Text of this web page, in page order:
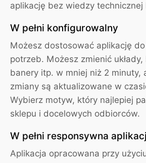
aplikację bez wiedzy
W pełni konfigurowalny
Możesz dostosować aplikację do
potrzeb. Możesz zmienić
banery itp. w mniej niż 2 minuty,
zmiany są aktualizowane w
Wybierz motyw, który najlepiej
sklepu i docelowych odbiorców.
W pełni responsywna
Aplikacja opracowana przy